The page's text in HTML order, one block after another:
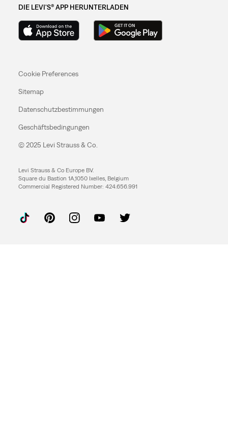
DIE LEVI'S® APP HERUNTERLADEN
Cookie Preferences
Sitemap
Datenschutzbestimmungen
Geschäftsbedingungen
© 2025 Levi Strauss & Co.
Levi Strauss & Co Europe BV.
Square du Bastion 1A,1050 Ixelles, Belgium
Commercial Registered Number: 424.656.991